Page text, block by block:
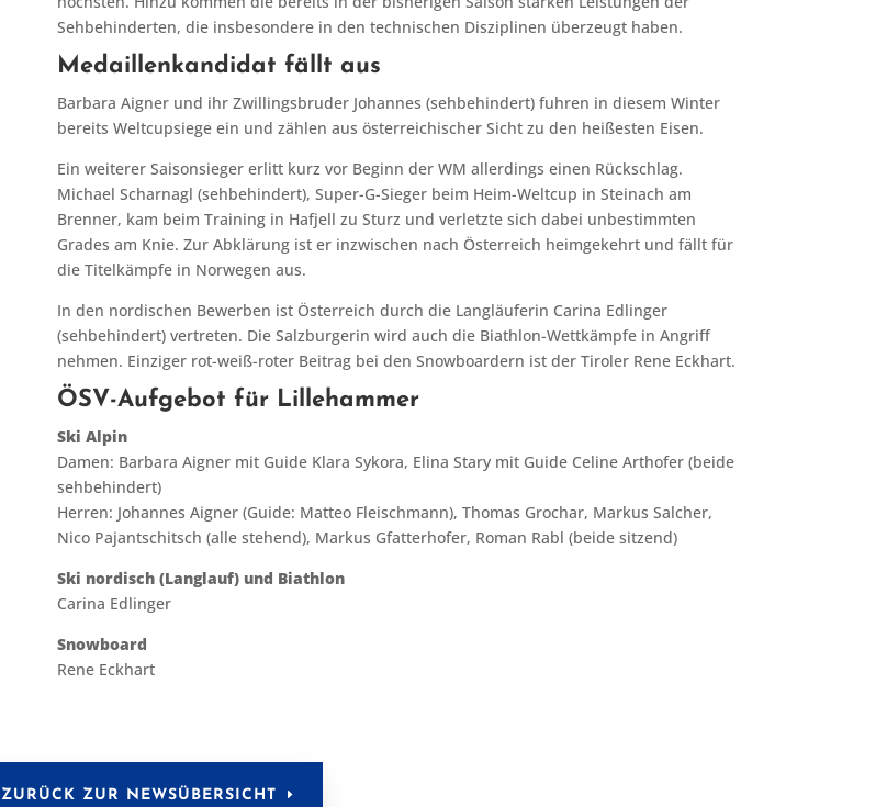
Sehbehinderten, die insbesondere in den technischen Disziplinen überzeugt haben.
Medaillenkandidat fällt aus
Barbara Aigner und ihr Zwillingsbruder Johannes (sehbehindert) fuhren in diesem Winter
bereits Weltcupsiege ein und zählen aus österreichischer Sicht zu den heißesten Eisen.
Ein weiterer Saisonsieger erlitt kurz vor Beginn der WM allerdings einen Rückschlag.
Michael Scharnagl (sehbehindert), Super-G-Sieger beim Heim-Weltcup in Steinach am
Brenner, kam beim Training in Hafjell zu Sturz und verletzte sich dabei unbestimmten
Grades am Knie. Zur Abklärung ist er inzwischen nach Österreich heimgekehrt und fällt für
die Titelkämpfe in Norwegen aus.
In den nordischen Bewerben ist Österreich durch die Langläuferin Carina Edlinger
(sehbehindert) vertreten. Die Salzburgerin wird auch die Biathlon-Wettkämpfe in Angriff
nehmen. Einziger rot-weiß-roter Beitrag bei den Snowboardern ist der Tiroler Rene Eckhart.
ÖSV-Aufgebot für Lillehammer
Ski Alpin
Damen: Barbara Aigner mit Guide Klara Sykora, Elina Stary mit Guide Celine Arthofer (beide
sehbehindert)
Herren: Johannes Aigner (Guide: Matteo Fleischmann), Thomas Grochar, Markus Salcher,
Nico Pajantschitsch (alle stehend), Markus Gfatterhofer, Roman Rabl (beide sitzend)
Ski nordisch (Langlauf) und Biathlon
Carina Edlinger
Snowboard
Rene Eckhart
ZURÜCK ZUR NEWSÜBERSICHT